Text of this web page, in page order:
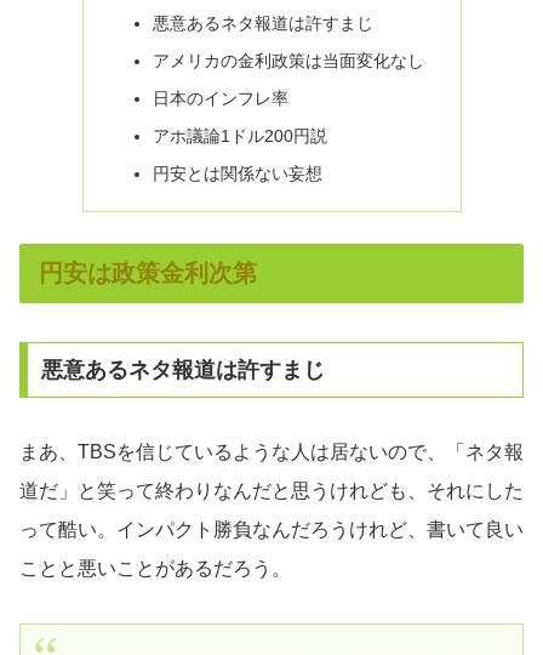
悪意あるネタ報道は許すまじ
アメリカの金利政策は当面変化なし
日本のインフレ率
アホ議論1ドル200円説
円安とは関係ない妄想
円安は政策金利次第
悪意あるネタ報道は許すまじ
まあ、TBSを信じているような人は居ないので、「ネタ報
道だ」と笑って終わりなんだと思うけれども、それにした
って酷い。インパクト勝負なんだろうけれど、書いて良い
ことと悪いことがあるだろう。